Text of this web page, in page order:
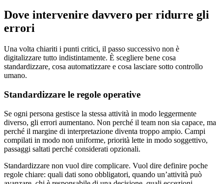
Dove intervenire davvero per ridurre gli
errori
Una volta chiariti i punti critici, il passo successivo non è
digitalizzare tutto indistintamente. È scegliere bene cosa
standardizzare, cosa automatizzare e cosa lasciare sotto controllo
umano.
Standardizzare le regole operative
Se ogni persona gestisce la stessa attività in modo leggermente
diverso, gli errori aumentano. Non perché il team non sia capace, ma
perché il margine di interpretazione diventa troppo ampio. Campi
compilati in modo non uniforme, priorità lette in modo soggettivo,
passaggi saltati perché considerati opzionali.
Standardizzare non vuol dire complicare. Vuol dire definire poche
regole chiare: quali dati sono obbligatori, quando un’attività può